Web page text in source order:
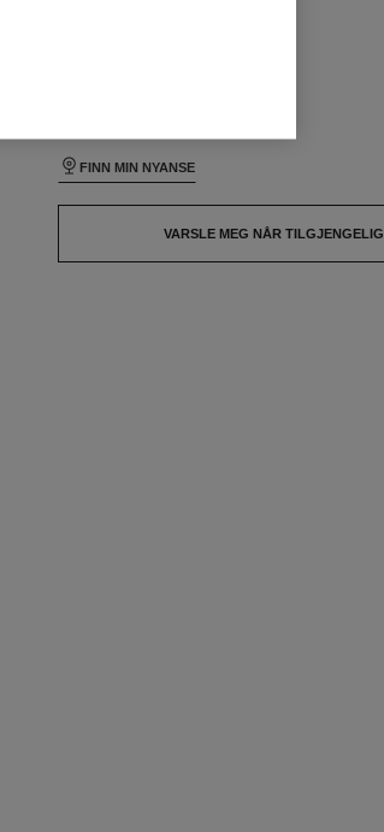
FINN MIN NYANSE
VARSLE MEG NÅR TILGJENGELIG